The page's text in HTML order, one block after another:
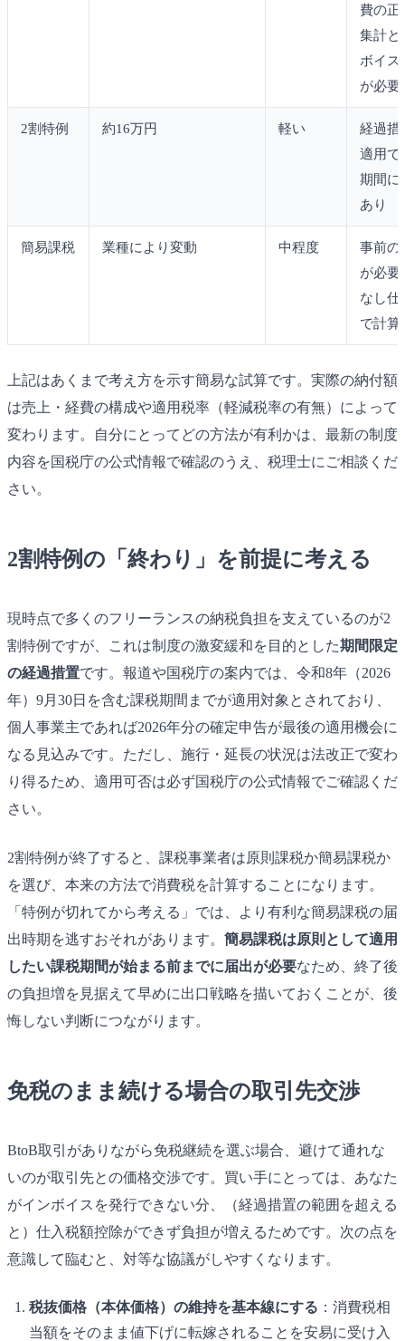
費の正
集計と
ボイス
が必要
2割特例 約16万円 軽い
経過措
適用で
期間に
あり
簡易課税 業種により変動 中程度
事前の
が必要
なし仕
で計算
上記はあくまで考え方を示す簡易な試算です。実際の納付額
は売上・経費の構成や適用税率（軽減税率の有無）によって
変わります。自分にとってどの方法が有利かは、最新の制度
内容を国税庁の公式情報で確認のうえ、税理士にご相談くだ
さい。
2割特例の「終わり」を前提に考える
現時点で多くのフリーランスの納税負担を支えているのが2
割特例ですが、これは制度の激変緩和を目的とした期間限定
の経過措置です。報道や国税庁の案内では、令和8年（2026
年）9月30日を含む課税期間までが適用対象とされており、
個人事業主であれば2026年分の確定申告が最後の適用機会に
なる見込みです。ただし、施行・延長の状況は法改正で変わ
り得るため、適用可否は必ず国税庁の公式情報でご確認くだ
さい。
2割特例が終了すると、課税事業者は原則課税か簡易課税か
を選び、本来の方法で消費税を計算することになります。
「特例が切れてから考える」では、より有利な簡易課税の届
出時期を逃すおそれがあります。 簡易課税は原則として適用
したい課税期間が始まる前までに届出が必要なため、終了後
の負担増を見据えて早めに出口戦略を描いておくことが、後
悔しない判断につながります。
免税のまま続ける場合の取引先交渉
BtoB取引がありながら免税継続を選ぶ場合、避けて通れな
いのが取引先との価格交渉です。買い手にとっては、あなた
がインボイスを発行できない分、（経過措置の範囲を超える
と）仕入税額控除ができず負担が増えるためです。次の点を
意識して臨むと、対等な協議がしやすくなります。
税抜価格（本体価格）の維持を基本線にする ：消費税相
当額をそのまま値下げに転嫁されることを安易に受け入